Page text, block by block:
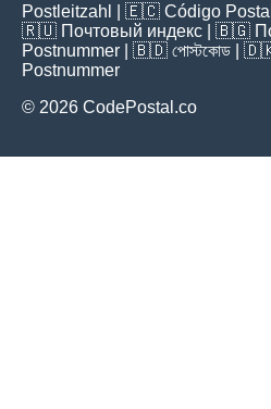
Postleitzahl
| 🇪🇨 Código Postal
🇷🇺 Почтовый индекс | 🇧🇬
Postnummer | 🇧🇩 পোস্টকোড |
Postnummer
© 2026 CodePostal.co